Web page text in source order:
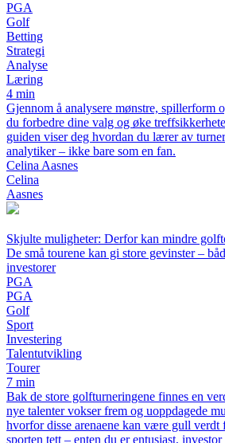
PGA
Golf
Betting
Strategi
Analyse
Læring
4 min
Gjennom å analysere mønstre, spillerform
du forbedre dine valg og øke
guiden viser deg hvordan du lærer av
analytiker – ikke bare som en fan.
Celina Aasnes
Celina
Aasnes
Skjulte muligheter: Derfor kan mindre
De små tourene kan gi store gevinster –
investorer
PGA
PGA
Golf
Sport
Investering
Talentutvikling
Tourer
7 min
Bak de store golfturneringene finnes en
nye talenter vokser frem og uoppdagede
hvorfor disse arenaene kan være gull verdt
sporten tett – enten du er entusiast,